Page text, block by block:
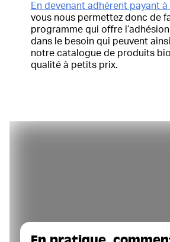
En devenant adhérent payant à
vous nous permettez donc de
programme qui offre
dans le besoin qui peuvent
notre catalogue de produits
qualité à petits prix.